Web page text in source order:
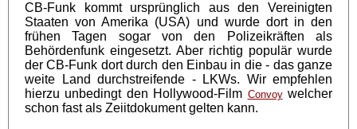
CB-Funk kommt ursprünglich aus den Vereinigten
Staaten von Amerika (USA) und wurde dort in den
frühen Tagen sogar von den Polizeikräften als
Behördenfunk eingesetzt. Aber richtig populär wurde
der CB-Funk dort durch den Einbau in die - das ganze
weite Land durchstreifende - LKWs. Wir empfehlen
hierzu unbedingt den Hollywood-Film Convoywelcher
schon fast als Zeiitdokument gelten kann.